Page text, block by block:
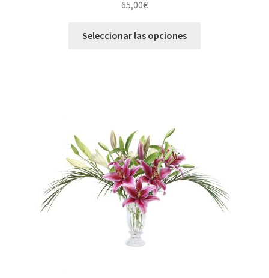
65,00€
Seleccionar las opciones